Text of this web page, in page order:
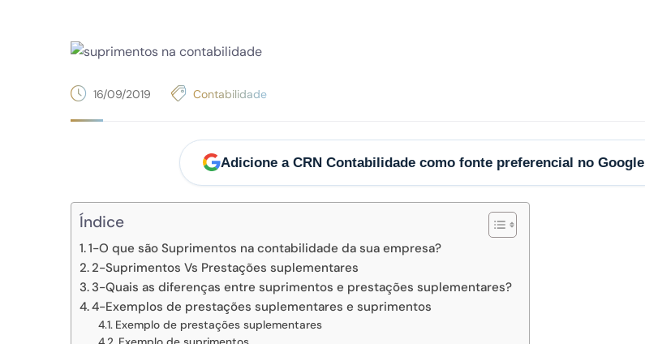
16/09/2019 Contabilidade
Adicione a CRN Contabilidade como fonte preferencial no Google
Índice
1-O que são Suprimentos na contabilidade da sua empresa?
2-Suprimentos Vs Prestações suplementares
3-Quais as diferenças entre suprimentos e prestações suplementares?
4-Exemplos de prestações suplementares e suprimentos
Exemplo de prestações suplementares